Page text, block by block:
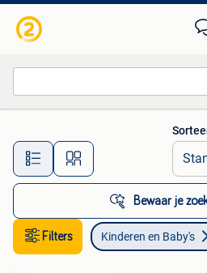
Alle afstanden…
Bewaar je
Filters Kinderen en Baby's